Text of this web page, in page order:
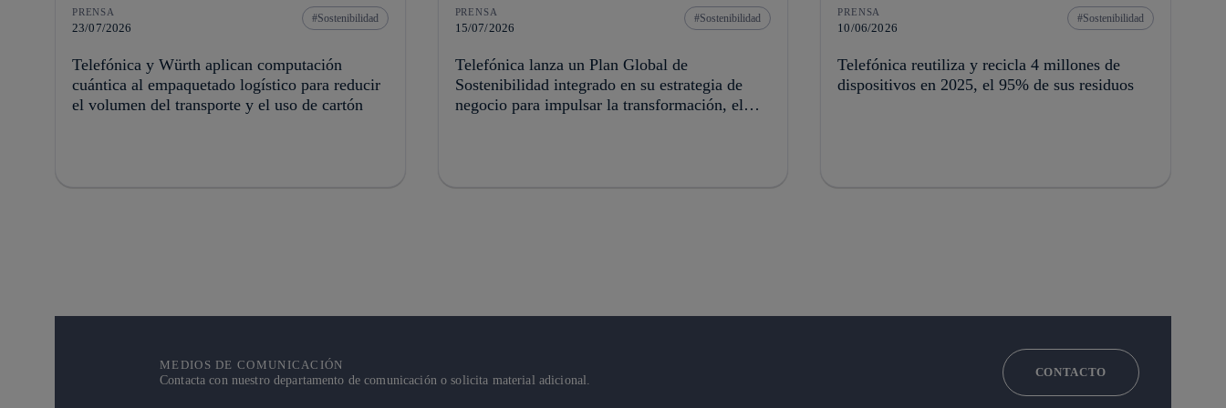
PRENSA
23/07/2026
Sostenibilidad
Telefónica y Würth aplican computación
cuántica al empaquetado logístico para reducir
el volumen del transporte y el uso de cartón
PRENSA
15/07/2026
Sostenibilidad
Telefónica lanza un Plan Global de
Sostenibilidad integrado en su estrategia de
negocio para impulsar la transformación, el
PRENSA
10/06/2026
Sostenibilidad
Telefónica reutiliza y recicla 4 millones de
dispositivos en 2025, el 95% de sus residuos
MEDIOS DE COMUNICACIÓN
Contacta con nuestro departamento de comunicación o solicita material adicional.
CONTACTO